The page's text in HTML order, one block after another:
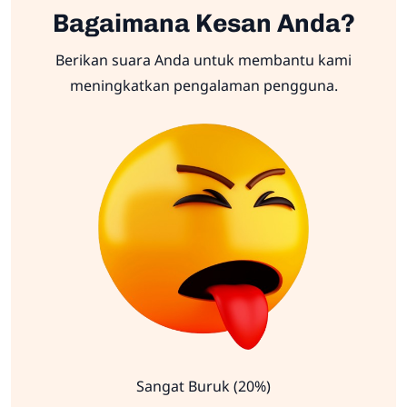
Bagaimana Kesan Anda?
Berikan suara Anda untuk membantu kami
meningkatkan pengalaman pengguna.
Sangat Buruk (20%)